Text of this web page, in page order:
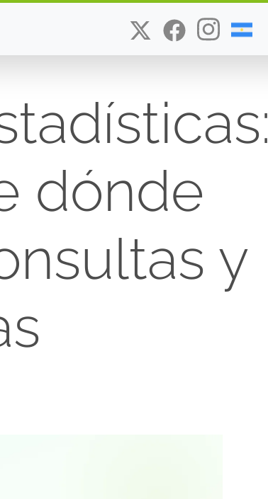
dónde
y